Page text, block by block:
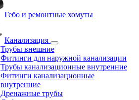
Гебо и ремонтные хомуты
Канализация
Трубы внешние
Фитинги для наружной канализации
Трубы канализационные внутренние
Фитинги канализационные
внутренние
Дренажные трубы